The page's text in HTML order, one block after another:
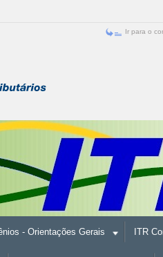
Ir para o
- Orientações Gerais ITR